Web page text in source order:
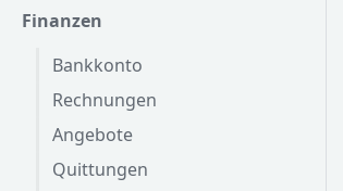
Finanzen
Bankkonto
Rechnungen
Angebote
Quittungen